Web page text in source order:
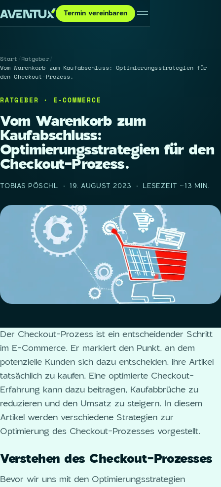
Termin vereinbaren
Start /Ratgeber/
Vom Warenkorb zum Kaufabschluss: Optimierungsstrategien für
den Checkout-Prozess.
RATGEBER · E-COMMERCE
Vom Warenkorb zum
Kaufabschluss:
Optimierungsstrategien für den
Checkout-Prozess.
TOBIAS PÖSCHL · 19. AUGUST 2023 · LESEZEIT ~13 MIN.
Der Checkout-Prozess ist ein entscheidender Schritt
im E-Commerce. Er markiert den Punkt, an dem
potenzielle Kunden sich dazu entscheiden, ihre Artikel
tatsächlich zu kaufen. Eine optimierte Checkout-
Erfahrung kann dazu beitragen, Kaufabbrüche zu
reduzieren und den Umsatz zu steigern. In diesem
Artikel werden verschiedene Strategien zur
Optimierung des Checkout-Prozesses vorgestellt.
Verstehen des Checkout-Prozesses
Bevor wir uns mit den Optimierungsstrategien